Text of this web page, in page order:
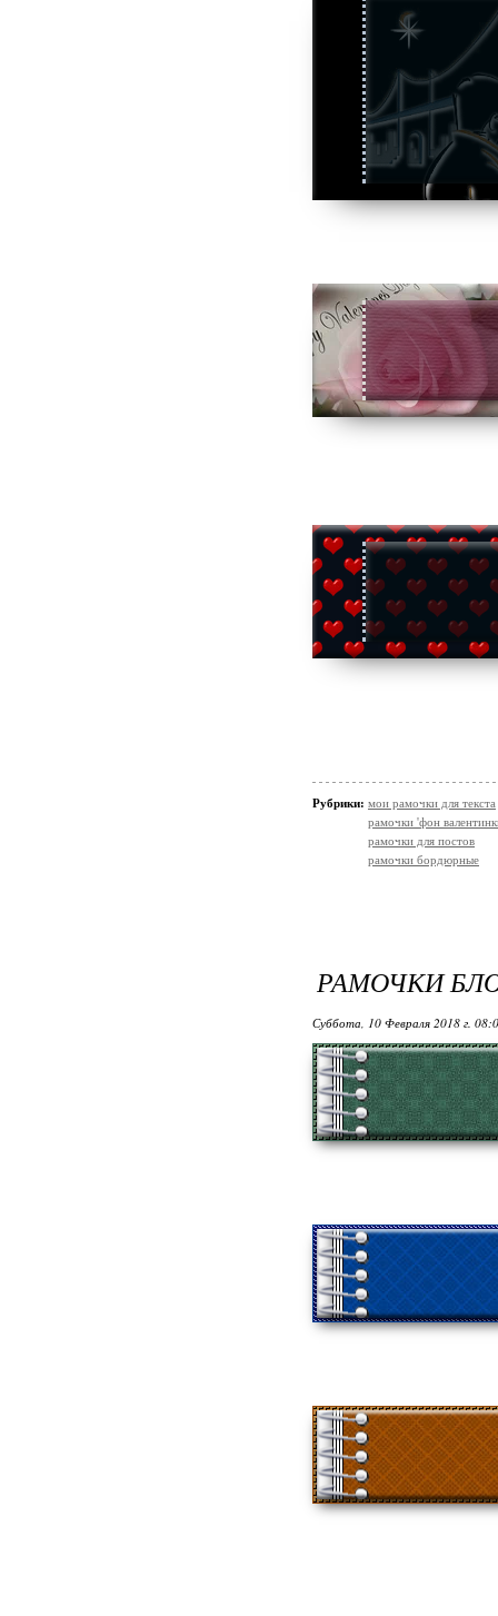
Рубрики: мои рамочки для текста
рамочки 'фон
рамочки для постов
рамочки бордюрные
РАМОЧКИ
Суббота, 10 Февраля 2018 г.